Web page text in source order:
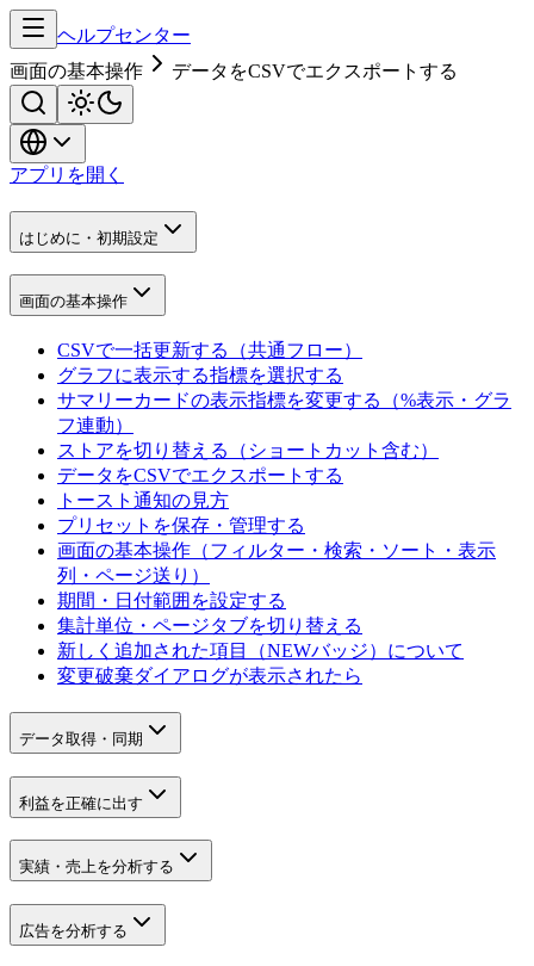
ヘルプセンター
画面の基本操作
データをCSVでエクスポートする
アプリを開く
はじめに・初期設定
画面の基本操作
CSVで一括更新する（共通フロー）
グラフに表示する指標を選択する
サマリーカードの表示指標を変更する（%表示・グラ
フ連動）
ストアを切り替える（ショートカット含む）
データをCSVでエクスポートする
トースト通知の見方
プリセットを保存・管理する
画面の基本操作（フィルター・検索・ソート・表示
列・ページ送り）
期間・日付範囲を設定する
集計単位・ページタブを切り替える
新しく追加された項目（NEWバッジ）について
変更破棄ダイアログが表示されたら
データ取得・同期
利益を正確に出す
実績・売上を分析する
広告を分析する